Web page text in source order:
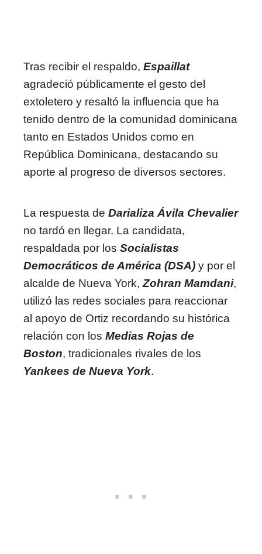
Tras recibir el respaldo, Espaillat
agradeció públicamente el gesto del
extoletero y resaltó la influencia que ha
tenido dentro de la comunidad dominicana
tanto en Estados Unidos como en
República Dominicana, destacando su
aporte al progreso de diversos sectores.
La respuesta de Darializa Ávila Chevalier
no tardó en llegar. La candidata,
respaldada por los Socialistas
Democráticos de América (DSA) y por el
alcalde de Nueva York,Zohran Mamdani,
utilizó las redes sociales para reaccionar
al apoyo de Ortiz recordando su histórica
relación con los Medias Rojas de
Boston, tradicionales rivales de los
Yankees de Nueva York.